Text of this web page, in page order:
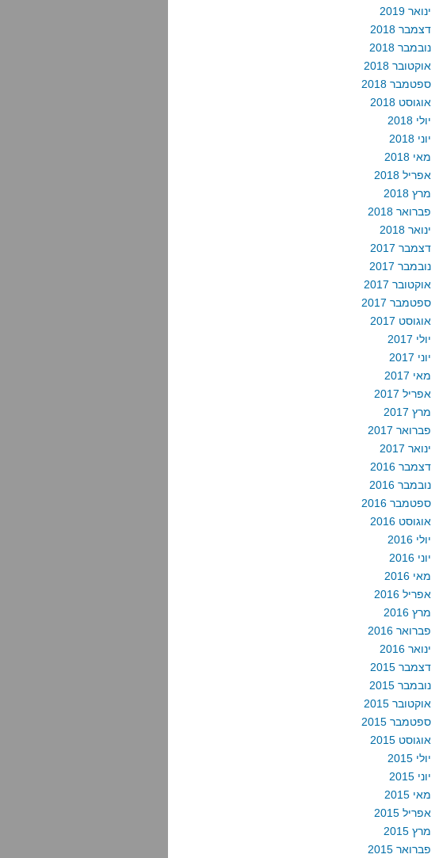
ינואר 2019
דצמבר 2018
נובמבר 2018
אוקטובר 2018
ספטמבר 2018
אוגוסט 2018
יולי 2018
יוני 2018
מאי 2018
אפריל 2018
מרץ 2018
פברואר 2018
ינואר 2018
דצמבר 2017
נובמבר 2017
אוקטובר 2017
ספטמבר 2017
אוגוסט 2017
יולי 2017
יוני 2017
מאי 2017
אפריל 2017
מרץ 2017
פברואר 2017
ינואר 2017
דצמבר 2016
נובמבר 2016
ספטמבר 2016
אוגוסט 2016
יולי 2016
יוני 2016
מאי 2016
אפריל 2016
מרץ 2016
פברואר 2016
ינואר 2016
דצמבר 2015
נובמבר 2015
אוקטובר 2015
ספטמבר 2015
אוגוסט 2015
יולי 2015
יוני 2015
מאי 2015
אפריל 2015
מרץ 2015
פברואר 2015